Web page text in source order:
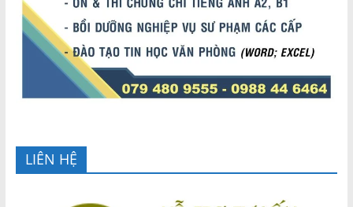
LIÊN HỆ